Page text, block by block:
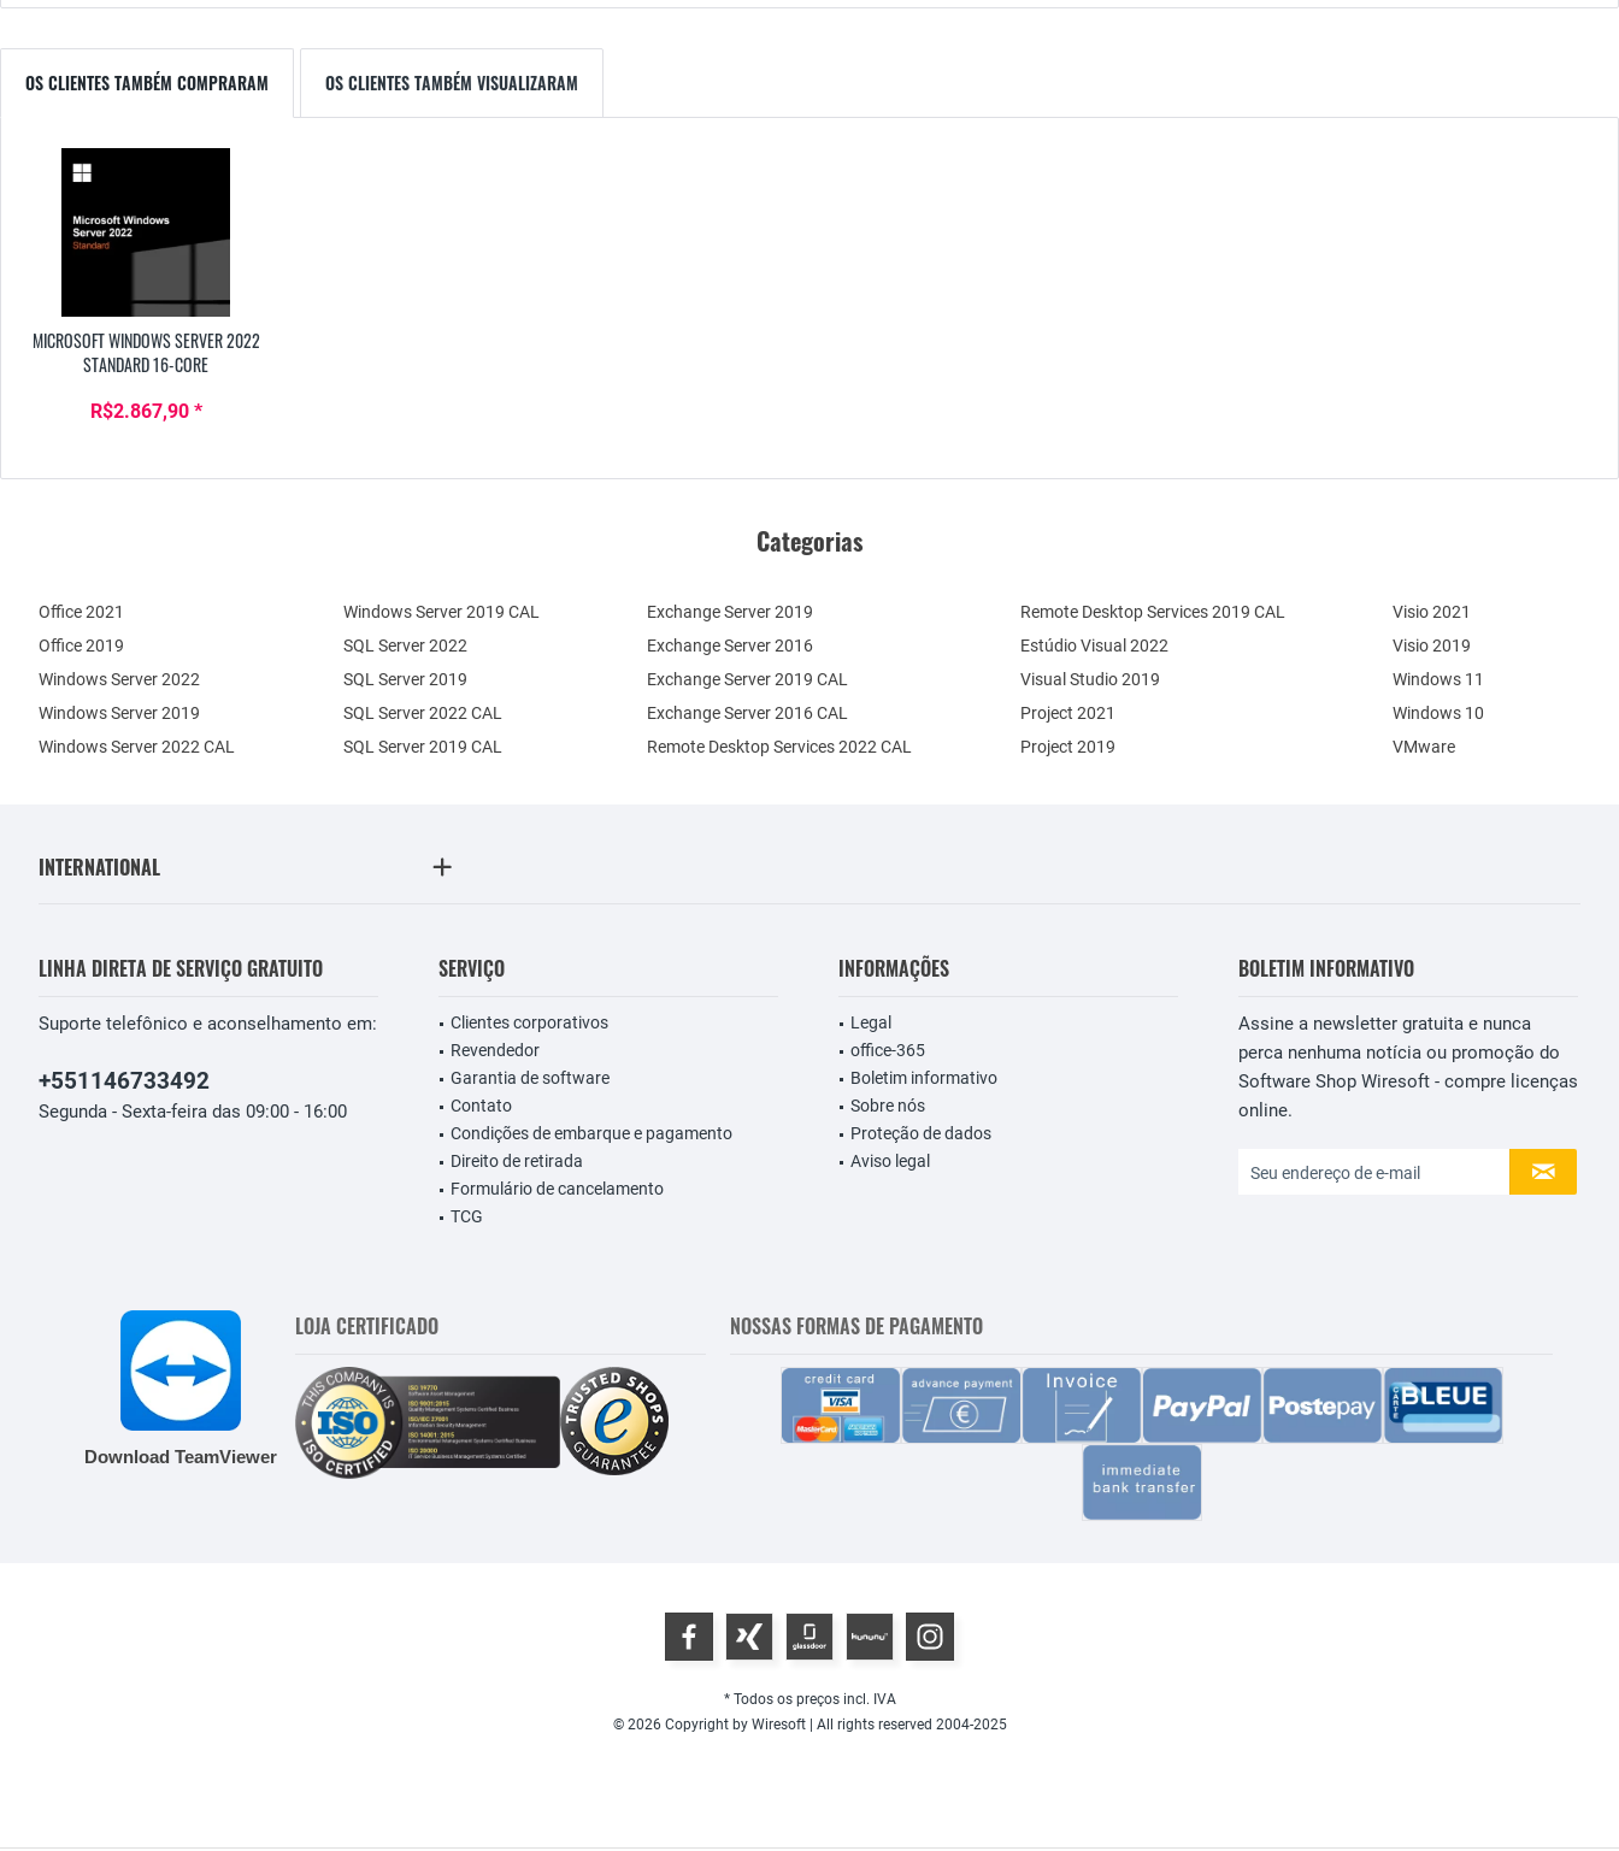
OS CLIENTES TAMBÉM COMPRARAM OS CLIENTES TAMBÉM VISUALIZARAM
MICROSOFT WINDOWS SERVER 2022
STANDARD 16-CORE
R$2.867,90 *
Categorias
Office 2021
Office 2019
Windows Server 2022
Windows Server 2019
Exchange Server 2019
Exchange Server 2016
SQL Server 2022
SQL Server 2019
Windows Server 2022 CAL
Windows Server 2019 CAL
SQL Server 2022 CAL
SQL Server 2019 CAL
Remote Desktop Services 2022 CAL
Remote Desktop Services 2019 CAL
Exchange Server 2019 CAL
Exchange Server 2016 CAL
Estúdio Visual 2022
Visual Studio 2019
Project 2021
Project 2019
Visio 2021
Visio 2019
Windows 11
Windows 10
VMware
INTERNATIONAL
LINHA DIRETA DE SERVIÇO GRATUITO
Suporte telefônico e aconselhamento em:
+551146733492
Segunda - Sexta-feira das 09:00 - 16:00
SERVIÇO
Clientes corporativos
Revendedor
Garantia de software
Contato
Condições de embarque e pagamento
Direito de retirada
Formulário de cancelamento
TCG
INFORMAÇÕES
Legal
office-365
Boletim informativo
Sobre nós
Proteção de dados
Aviso legal
BOLETIM INFORMATIVO
Assine a newsletter gratuita e nunca
perca nenhuma notícia ou promoção do
Software Shop Wiresoft - compre licenças
online.
Download TeamViewer
LOJA CERTIFICADO NOSSAS FORMAS DE PAGAMENTO
* Todos os preços incl. IVA
© 2026 Copyright by Wiresoft | All rights reserved 2004-2025